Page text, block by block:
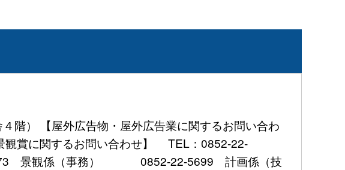
） 【屋外広告物・屋外広告業に関するお問い合わ
賞に関するお問い合わせ】 TEL：0852-22-
6773 景観係（事務） 0852-22-5699 計画係（技